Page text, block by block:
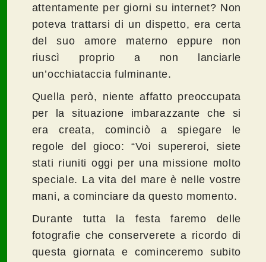
attentamente per giorni su internet? Non
poteva trattarsi di un dispetto, era certa
del suo amore materno eppure non
riuscì proprio a non lanciarle
un’occhiataccia fulminante.
Quella però, niente affatto preoccupata
per la situazione imbarazzante che si
era creata, cominciò a spiegare le
regole del gioco: “Voi supereroi, siete
stati riuniti oggi per una missione molto
speciale. La vita del mare è nelle vostre
mani, a cominciare da questo momento.
Durante tutta la festa faremo delle
fotografie che conserverete a ricordo di
questa giornata e cominceremo subito